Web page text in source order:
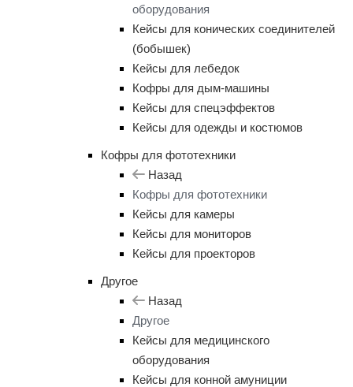
оборудования
Кейсы для конических соединителей
(бобышек)
Кейсы для лебедок
Кофры для дым-машины
Кейсы для спецэффектов
Кейсы для одежды и костюмов
Кофры для фототехники
Назад
Кофры для фототехники
Кейсы для камеры
Кейсы для мониторов
Кейсы для проекторов
Другое
Назад
Другое
Кейсы для медицинского
оборудования
Кейсы для конной амуниции